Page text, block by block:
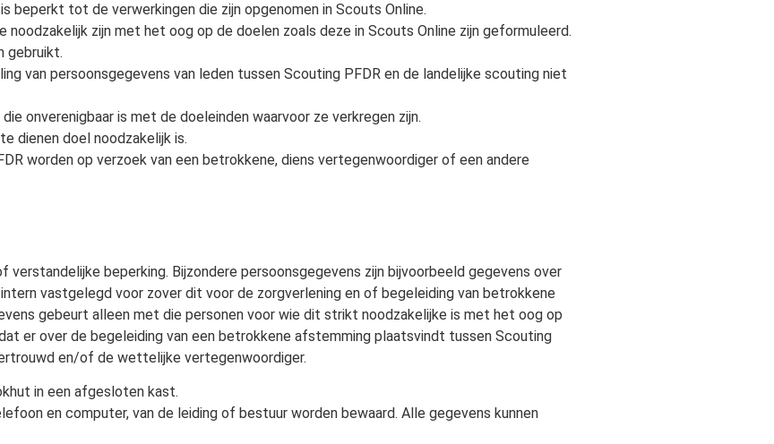
beperkt tot de verwerkingen die zijn opgenomen in Scouts Online.
zijn met het oog op de doelen zoals deze in Scouts Online zijn geformuleerd.
gebruikt.
van persoonsgegevens van leden tussen Scouting PFDR en de landelijke scouting niet
onverenigbaar is met de doeleinden waarvoor ze verkregen zijn.
dienen doel noodzakelijk is.
worden op verzoek van een betrokkene, diens vertegenwoordiger of een andere
beperking. Bijzondere persoonsgegevens zijn bijvoorbeeld gegevens over
vastgelegd voor zover dit voor de zorgverlening en of begeleiding van betrokkene
gebeurt alleen met die personen voor wie dit strikt noodzakelijke is met het oog op
er over de begeleiding van een betrokkene afstemming plaatsvindt tussen Scouting
en/of de wettelijke vertegenwoordiger.
in een afgesloten kast.
en computer, van de leiding of bestuur worden bewaard. Alle gegevens kunnen